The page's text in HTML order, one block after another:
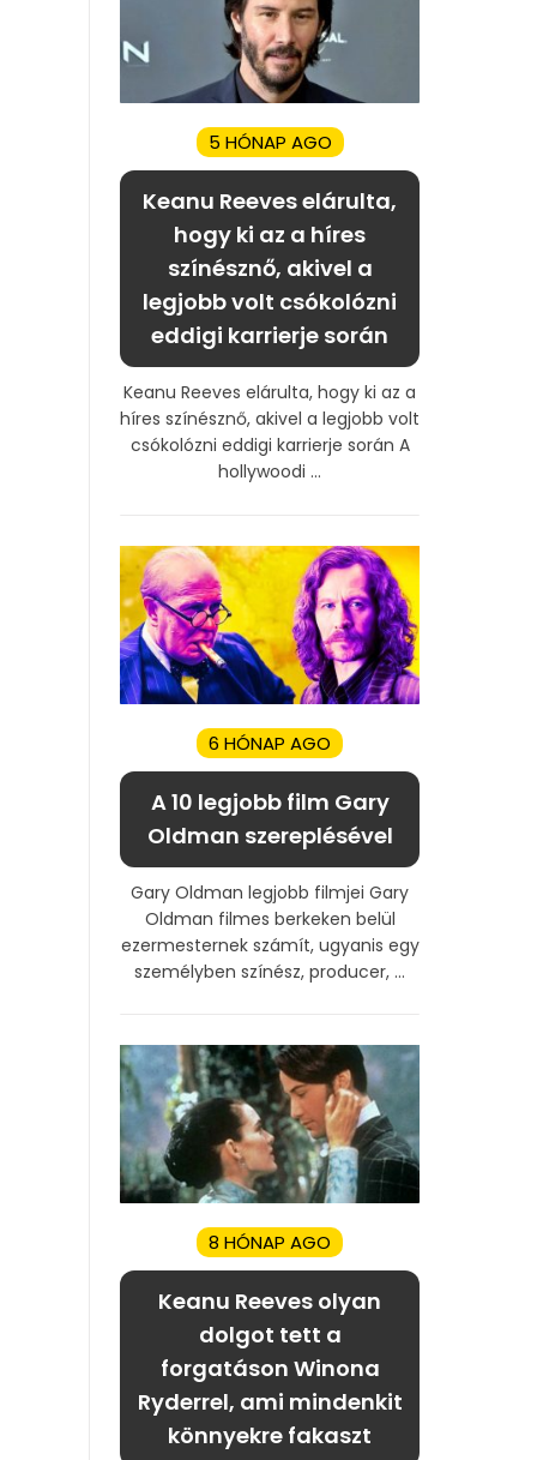
5 HÓNAP AGO
Keanu Reeves elárulta,
hogy ki az a híres
színésznő, akivel a
legjobb volt csókolózni
eddigi karrierje során
Keanu Reeves elárulta, hogy ki az a
híres színésznő, akivel a legjobb volt
csókolózni eddigi karrierje során A
hollywoodi ...
6 HÓNAP AGO
A 10 legjobb film Gary
Oldman szereplésével
Gary Oldman legjobb filmjei Gary
Oldman filmes berkeken belül
ezermesternek számít, ugyanis egy
személyben színész, producer, ...
8 HÓNAP AGO
Keanu Reeves olyan
dolgot tett a
forgatáson Winona
Ryderrel, ami mindenkit
könnyekre fakaszt